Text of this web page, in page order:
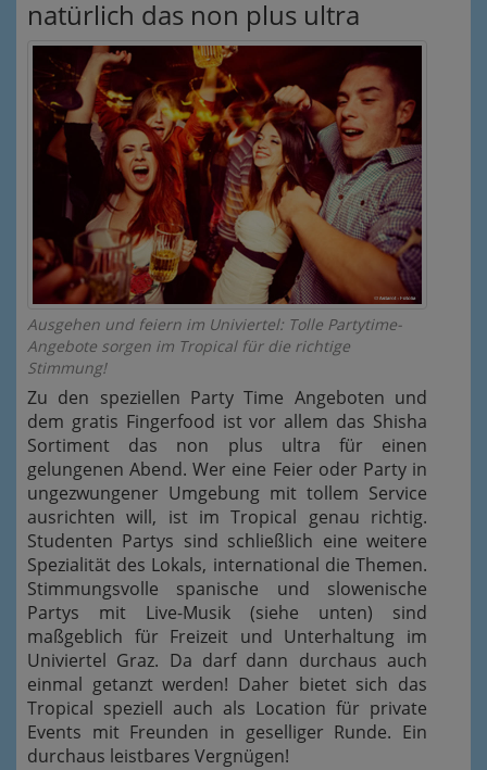
natürlich das non plus ultra
Ausgehen und feiern im Univiertel: Tolle Partytime-
Angebote sorgen im Tropical für die richtige
Stimmung!
Zu den speziellen Party Time Angeboten und
dem gratis Fingerfood ist vor allem das Shisha
Sortiment das non plus ultra für einen
gelungenen Abend. Wer eine Feier oder Party in
ungezwungener Umgebung mit tollem Service
ausrichten will, ist im Tropical genau richtig.
Studenten Partys sind schließlich eine weitere
Spezialität des Lokals, international die Themen.
Stimmungsvolle spanische und slowenische
Partys mit Live-Musik (siehe unten) sind
maßgeblich für Freizeit und Unterhaltung im
Univiertel Graz. Da darf dann durchaus auch
einmal getanzt werden! Daher bietet sich das
Tropical speziell auch als Location für private
Events mit Freunden in geselliger Runde. Ein
durchaus leistbares Vergnügen!